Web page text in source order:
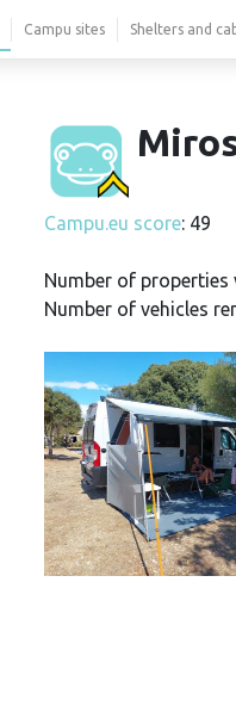
Campu sites Shelters and
Campu.eu score: 49
Number of properties
Number of vehicles